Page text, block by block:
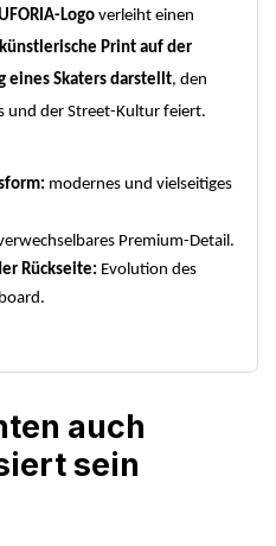
Logoverleiht einen
künstlerische Print auf der
eines Skaters darstellt, den
und der Street-Kultur feiert.
modernes und vielseitiges
Premium-Detail.
Rückseite: Evolution des
auch
sein